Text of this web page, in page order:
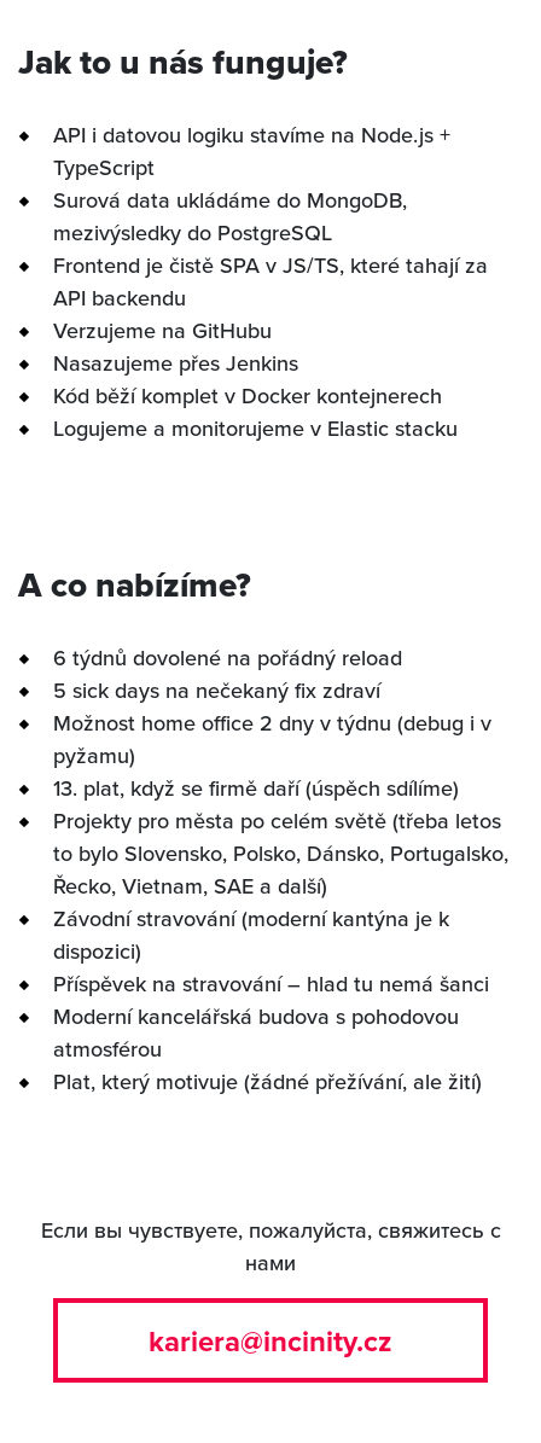
Jak to u nás funguje?
API i datovou logiku stavíme na Node.js +
TypeScript
Surová data ukládáme do MongoDB,
mezivýsledky do PostgreSQL
Frontend je čistě SPA v JS/TS, které tahají za
API backendu
Verzujeme na GitHubu
Nasazujeme přes Jenkins
Kód běží komplet v Docker kontejnerech
Logujeme a monitorujeme v Elastic stacku
A co nabízíme?
6 týdnů dovolené na pořádný reload
5 sick days na nečekaný fix zdraví
Možnost home office 2 dny v týdnu (debug i v
pyžamu)
13. plat, když se firmě daří (úspěch sdílíme)
Projekty pro města po celém světě (třeba letos
to bylo Slovensko, Polsko, Dánsko, Portugalsko,
Řecko, Vietnam, SAE a další)
Závodní stravování (moderní kantýna je k
dispozici)
Příspěvek na stravování – hlad tu nemá šanci
Moderní kancelářská budova s pohodovou
atmosférou
Plat, který motivuje (žádné přežívání, ale žití)
Если вы чувствуете, пожалуйста, свяжитесь с
нами
kariera@incinity.cz